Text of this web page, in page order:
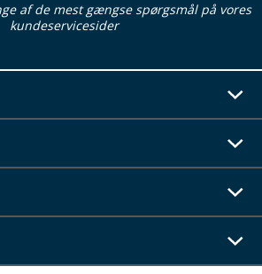
af de mest gængse spørgsmål på vores
kundeservicesider